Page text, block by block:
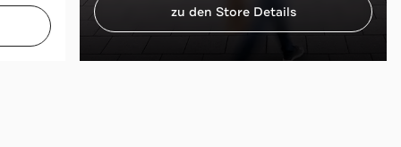
zu den Store Details